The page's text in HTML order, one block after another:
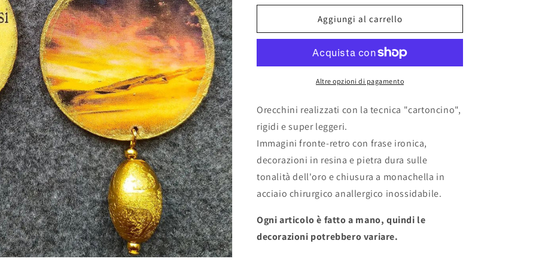
per
&quot;MIRAGGIO&quot;
per
Orecchini
&quot;MIRAGGIO&quot;
Aggiungi al carrello
Altre opzioni di pagamento
Orecchini realizzati con la tecnica "cartoncino",
rigidi e super leggeri.
Immagini fronte-retro con frase ironica,
decorazioni in resina e pietra dura sulle
tonalità dell'oro e chiusura a monachella in
acciaio chirurgico anallergico inossidabile.
Ogni articolo è fatto a mano, quindi le
decorazioni potrebbero variare.